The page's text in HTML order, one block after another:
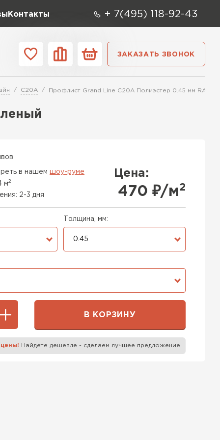
Контакты + 7(495) 118-92-43
ЗАКАЗАТЬ ЗВОНОК
C20A Профлист Grand Line C20A Полиэстер 0.45 мм RAL
в нашем шоу-руме
м2
2-3 дня
Цена:
470 ₽/м2
Толщина, мм:
0.45
В КОРЗИНУ
Найдете дешевле - сделаем лучшее предложение
Контакты